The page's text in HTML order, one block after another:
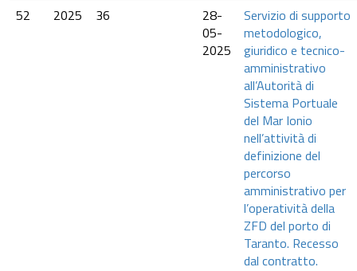
52
2025 36
28-
05-
2025
Servizio di supporto
metodologico,
giuridico e tecnico-
amministrativo
all’Autorità di
Sistema Portuale
del Mar Ionio
nell’attività di
definizione del
percorso
amministrativo per
l’operatività della
ZFD del porto di
Taranto. Recesso
dal contratto.